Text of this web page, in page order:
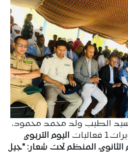
الطيب ولد محمد محمود،
اليوم التربوي
الثانوي، المنظم تحت شعار: "جيل